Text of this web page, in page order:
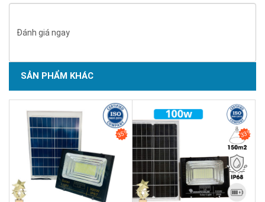
SẢN PHẨM CHẤT LƯỢNG - DỊCH VỤ TIN DÙNG LẦN VII - 2020
Đánh giá ngay
SẢN PHẨM KHÁC
35% 33%